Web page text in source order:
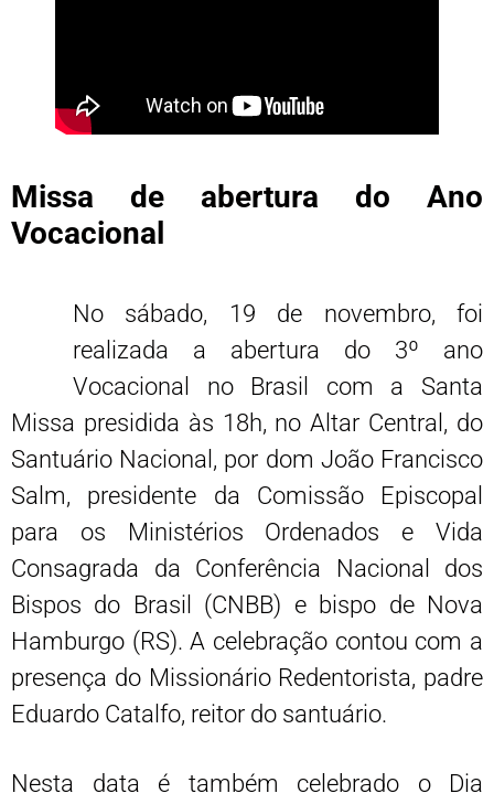
Missa de abertura do Ano
Vocacional
No sábado, 19 de novembro, foi
realizada a abertura do 3º ano
Vocacional no Brasil com a Santa
Missa presidida às 18h, no Altar Central, do
Santuário Nacional, por dom João Francisco
Salm, presidente da Comissão Episcopal
para os Ministérios Ordenados e Vida
Consagrada da Conferência Nacional dos
Bispos do Brasil (CNBB) e bispo de Nova
Hamburgo (RS). A celebração contou com a
presença do Missionário Redentorista, padre
Eduardo Catalfo, reitor do santuário.
Nesta data é também celebrado o Dia